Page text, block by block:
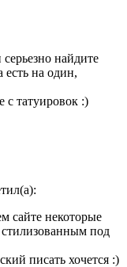
найдите
есть на один,
с татуировок :)
сайте некоторые
под
писать хочется :)